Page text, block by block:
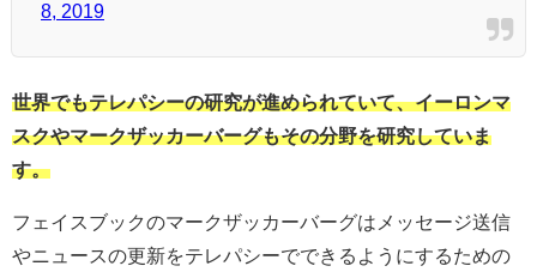
8, 2019
世界でもテレパシーの研究が進められていて、イーロンマ
スクやマークザッカーバーグもその分野を研究していま
す。
フェイスブックのマークザッカーバーグはメッセージ送信
やニュースの更新をテレパシーでできるようにするための